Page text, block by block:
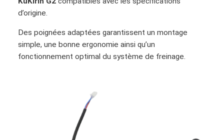
d’origine.
Des poignées adaptées garantissent un montage
simple, une bonne ergonomie ainsi qu’un
fonctionnement optimal du système de freinage.